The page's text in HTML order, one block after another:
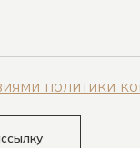
политики